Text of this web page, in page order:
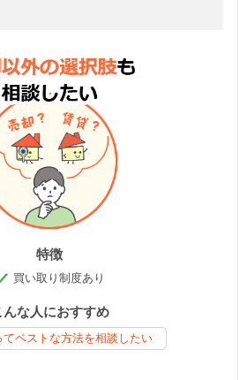
特徴
買い取り制度あり
んな人におすすめ
てベストな方法を相談したい